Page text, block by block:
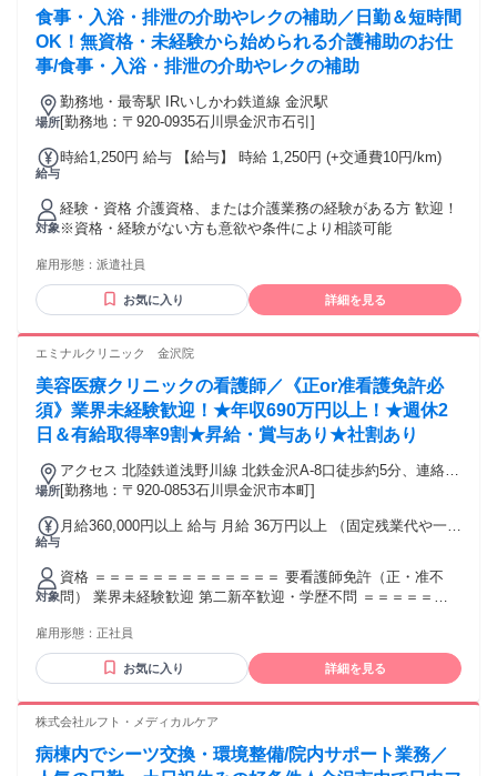
のスタッフ多数活躍中 看護師・正看護師・訪問看護師 日勤の
み・直行直帰OK 週1日～・短時間勤務・扶養内勤務 ブランク
OK・看護師パート などの条件でお探しの方におすすめ！
食事・入浴・排泄の介助やレクの補助／日勤＆短時間
OK！無資格・未経験から始められる介護補助のお仕
事/食事・入浴・排泄の介助やレクの補助
場所
勤務地・最寄駅 IRいしかわ鉄道線 金沢駅
[勤務地：〒920-0935石川県金沢市石引]
給与
時給1,250円 給与 【給与】 時給 1,250円 (+交通費10円/km)
対象
経験・資格 介護資格、または介護業務の経験がある方 歓迎！
※資格・経験がない方も意欲や条件により相談可能
雇用形態： 派遣社員
お気に入り 詳細を見る
エミナルクリニック 金沢院
美容医療クリニックの看護師／《正or准看護免許必
須》業界未経験歓迎！★年収690万円以上！★週休2
日＆有給取得率9割★昇給・賞与あり★社割あり
場所
アクセス 北陸鉄道浅野川線 北鉄金沢A-8口徒歩約5分、連絡バ
ス 金沢徒歩約5分、ＩＲいしかわ鉄道線/ハピラインふくい 金
[勤務地：〒920-0853石川県金沢市本町]
給与
月給360,000円以上 給与 月給 36万円以上 （固定残業代や一律
間：23時間） 固定残業時間を超えた勤務時間については別途
残業代を支給する 交通費：交通費支給
対象
資格 ＝＝＝＝＝＝＝＝＝＝＝＝＝ 要看護師免許（正・准不
問） 業界未経験歓迎 第二新卒歓迎・学歴不問 ＝＝＝＝＝＝
専門分野経験は問いません！ 専門知識は入職後に学べるので
安心してくださいね！臨床経験も不要です！ 【こんな方にピ
ッタリ！】 ＊美容が好き ＊看護師資格を活かして働きたい
いうちにキャリアアップしたい ＊新しい挑戦をしたい方 ＊プ
迎！】 看護師,准看護師,保健師,美容クリニック, 訪問看護師,
雇用形態： 正社員
お気に入り 詳細を見る
株式会社ルフト・メディカルケア
病棟内でシーツ交換・環境整備/院内サポート業務／